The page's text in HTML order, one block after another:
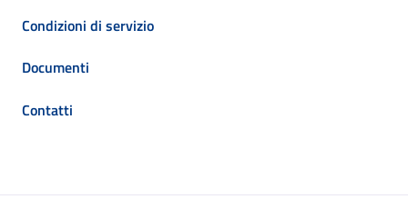
Condizioni di servizio
Documenti
Contatti